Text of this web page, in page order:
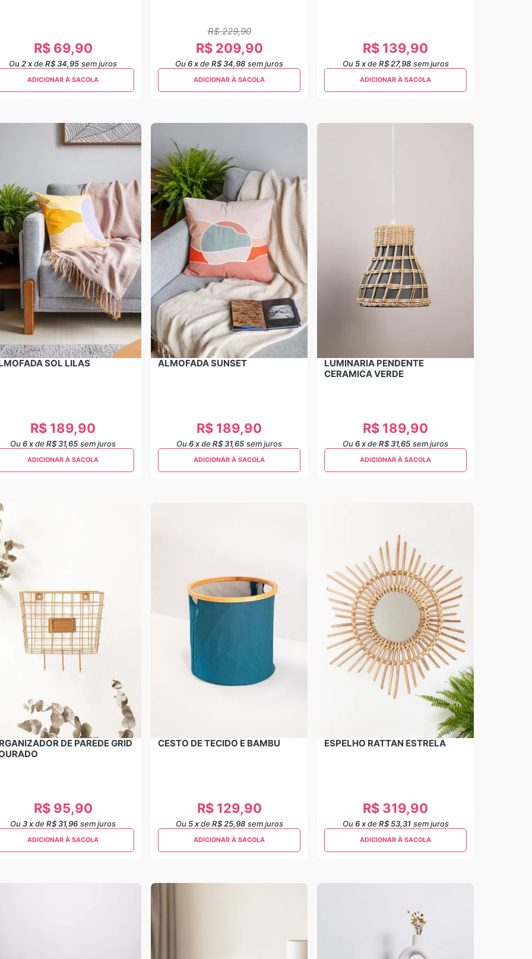
R$ 69,90
Ou2xde R$ 34,95 sem juros
ADICIONAR À SACOLA
R$ 229,90
R$ 209,90
Ou6xde R$ 34,98 sem juros
ADICIONAR À SACOLA
R$ 139,90
Ou5 xde R$ 27,98 sem juros
ADICIONAR À SACOLA
SOL LILAS
R$ 189,90
Ou6xde R$ 31,65 sem juros
ADICIONAR À SACOLA
ALMOFADA SUNSET
R$ 189,90
Ou6xde R$ 31,65 sem juros
ADICIONAR À SACOLA
LUMINARIA PENDENTE
CERAMICA VERDE
R$ 189,90
Ou6xde R$ 31,65 sem juros
ADICIONAR À SACOLA
DE PAREDE GRID
R$ 95,90
Ou3xde R$ 31,96 sem juros
ADICIONAR À SACOLA
CESTO DE TECIDO E BAMBU
R$ 129,90
Ou5 xde R$ 25,98 sem juros
ADICIONAR À SACOLA
ESPELHO RATTAN ESTRELA
R$ 319,90
Ou6 xde R$ 53,31 sem juros
ADICIONAR À SACOLA